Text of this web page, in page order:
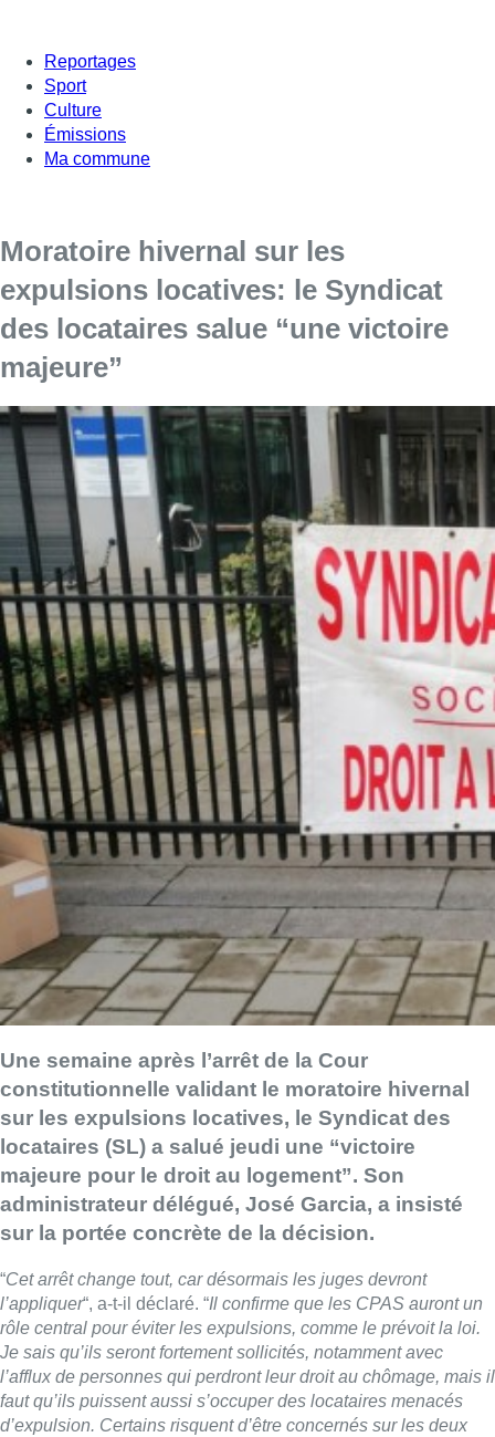
Reportages
Sport
Culture
Émissions
Ma commune
Moratoire hivernal sur les
expulsions locatives: le Syndicat
des locataires salue “une victoire
majeure”
Une semaine après l’arrêt de la Cour
constitutionnelle validant le moratoire hivernal
sur les expulsions locatives, le Syndicat des
locataires (SL) a salué jeudi une “victoire
majeure pour le droit au logement”. Son
administrateur délégué, José Garcia, a insisté
sur la portée concrète de la décision.
“Cet arrêt change tout, car désormais les juges devront
l’appliquer“, a-t-il déclaré. “Il confirme que les CPAS auront un
rôle central pour éviter les expulsions, comme le prévoit la loi.
Je sais qu’ils seront fortement sollicités, notamment avec
l’afflux de personnes qui perdront leur droit au chômage, mais il
faut qu’ils puissent aussi s’occuper des locataires menacés
d’expulsion. Certains risquent d’être concernés sur les deux